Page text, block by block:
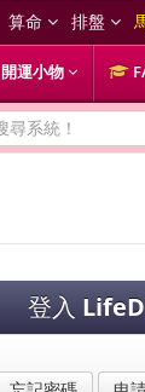
算命 排盤
開運小物
登入